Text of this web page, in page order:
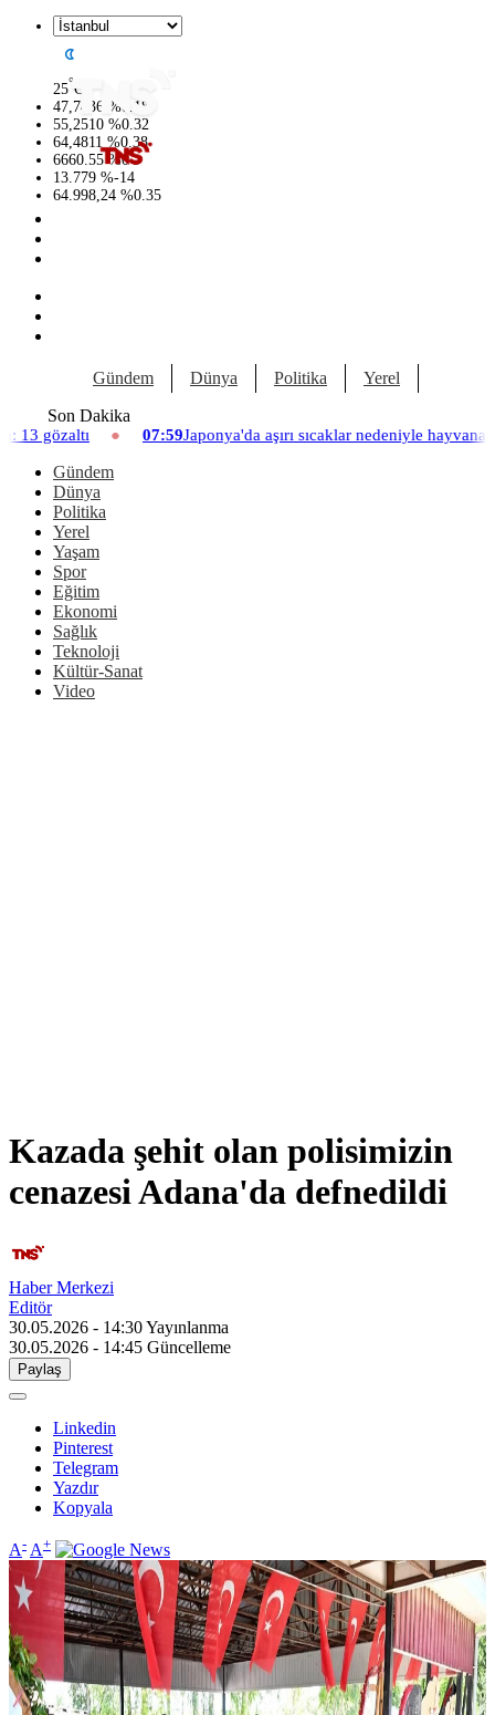
25°C
47,7436 %0.18
55,2510 %0.32
64,4811 %0.38
6660.55 %0
13.779 %-14
64.998,24 %0.35
Gündem Dünya Politika Yerel
Son Dakika
Japonya'da aşırı sıcaklar nedeniyle hayvanat bahçesinde üç aslan
Gündem
Dünya
Politika
Yerel
Yaşam
Spor
Eğitim
Ekonomi
Sağlık
Teknoloji
Kültür-Sanat
Video
Kazada şehit olan polisimizin
cenazesi Adana'da defnedildi
Haber Merkezi
Editör
30.05.2026 - 14:30Yayınlanma
30.05.2026 - 14:45 Güncelleme
Paylaş
Linkedin
Pinterest
Telegram
Yazdır
Kopyala
A- A+